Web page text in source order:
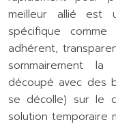
meilleur allié est
spécifique comme
adhérent,
sommairement
découpé avec des
se décolle) sur le
solution temporaire